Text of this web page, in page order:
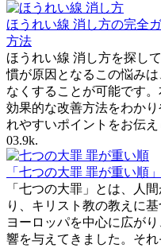
ほうれい線 消し方の完全
方法
ほうれい線 消し方を探し
慣が原因となるこの悩み
なくすることが可能です
効果的な改善方法をわか
れやすいポイントをお伝え
03.9k.
「七つの大罪 罪が重い順
「七つの大罪」とは、人
り、キリスト教の教えに
ヨーロッパを中心に広が
響を与えてきました。そ